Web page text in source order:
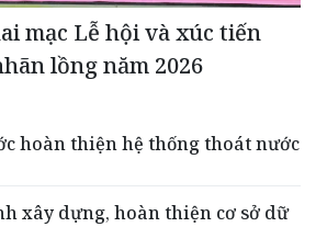
mạc Lễ hội và xúc tiến
lồng năm 2026
hoàn thiện hệ thống thoát nước
xây dựng, hoàn thiện cơ sở dữ